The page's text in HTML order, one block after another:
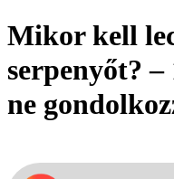
Mikor kell
serpenyőt?
ne